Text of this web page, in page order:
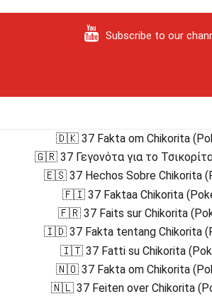
Subscribe to our
🇩🇰 37 Fakta om Chikorita
🇬🇷 37 Γεγονότα για το
🇪🇸 37 Hechos Sobre Chikorita
🇫🇮 37 Faktaa Chikorita
🇫🇷 37 Faits sur Chikorita
🇮🇩 37 Fakta tentang Chikorita
🇮🇹 37 Fatti su Chikorita
🇳🇴 37 Fakta om Chikorita
🇳🇱 37 Feiten over Chikorita